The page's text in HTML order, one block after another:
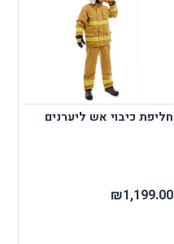
חליפת כיבוי אש ליערנים
₪1,199.00